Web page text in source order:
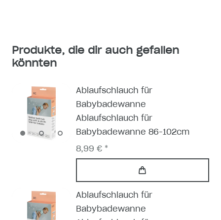
Produkte, die dir auch gefallen
könnten
Ablaufschlauch für
Babybadewanne
Ablaufschlauch für
Babybadewanne 86-102cm
8,99 € *
Ablaufschlauch für
Babybadewanne